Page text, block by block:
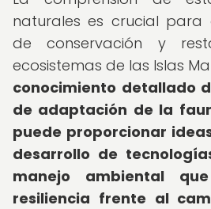
naturales es crucial para
de conservación y
ecosistemas de las Islas
conocimiento detallado
de adaptación de la
puede proporcionar
desarrollo de
manejo ambiental
resiliencia frente al